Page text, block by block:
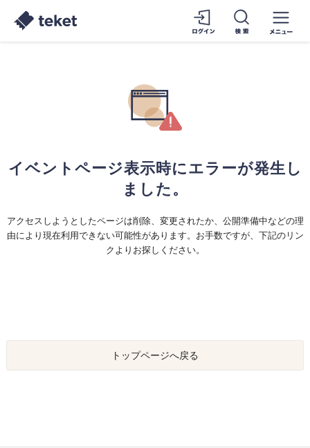
イベントページ表示時にエラーが発生し
ました。
アクセスしようとしたページは削除、変更されたか、公開準備中などの理
由により現在利用できない可能性があります。お手数ですが、下記のリン
クよりお探しください。
トップページへ戻る